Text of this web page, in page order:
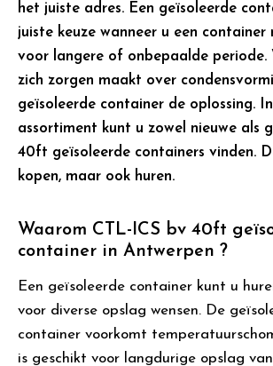
het juiste adres. Een geïsoleerde
juiste keuze wanneer u een
voor langere of onbepaalde periode.
zich zorgen maakt over
geïsoleerde container de oplossing.
assortiment kunt u zowel nieuwe als
40ft geïsoleerde containers vinden.
kopen, maar ook huren.
Waarom CTL-ICS bv 40ft
container in Antwerpen ?
Een geïsoleerde container kunt u
voor diverse opslag wensen. De
container voorkomt
is geschikt voor langdurige opslag van